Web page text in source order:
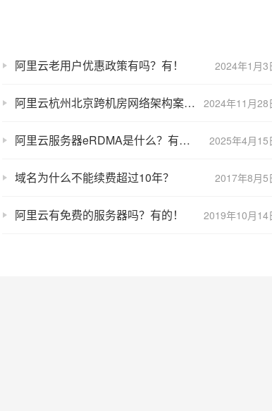
2024年1月3
阿里云老用户优惠政策有吗？有！
2024年11月28
阿里云杭州北京跨机房网络架构案例：VPC、地域、安全组及ACL规划设置
2025年4月15
阿里云服务器eRDMA是什么？有什么用？功能优势详解
2017年8月5
域名为什么不能续费超过10年？
2019年10月14
阿里云有免费的服务器吗？有的！